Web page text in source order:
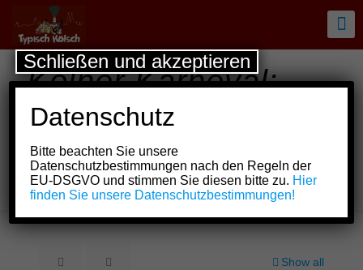
Kölner Karneval:
Kölner Dreigestirn
übergibt die
Spenden der
Session 2026
Show all
Datenschutz
Bitte beachten Sie unsere
Datenschutzbestimmungen nach den Regeln der
EU-DSGVO und stimmen Sie diesen bitte zu. Hier
finden Sie unsere Datenschutzbestimmungen!
Schließen und akzeptieren